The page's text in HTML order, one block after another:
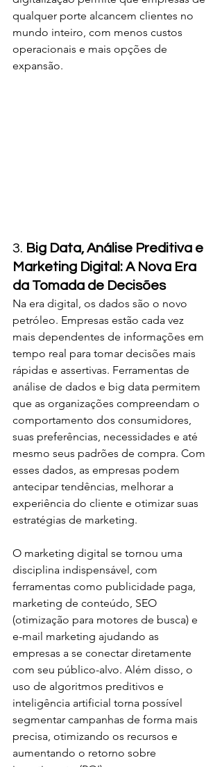
qualquer porte alcancem clientes no
mundo inteiro, com menos custos
operacionais e mais opções de
expansão.
3. Big Data, Análise Preditiva e
Marketing Digital: A Nova Era
da Tomada de Decisões
Na era digital, os dados são o novo
petróleo. Empresas estão cada vez
mais dependentes de informações em
tempo real para tomar decisões mais
rápidas e assertivas. Ferramentas de
análise de dados e big data permitem
que as organizações compreendam o
comportamento dos consumidores,
suas preferências, necessidades e até
mesmo seus padrões de compra. Com
esses dados, as empresas podem
antecipar tendências, melhorar a
experiência do cliente e otimizar suas
estratégias de marketing.
O marketing digital se tornou uma
disciplina indispensável, com
ferramentas como publicidade paga,
marketing de conteúdo, SEO
(otimização para motores de busca) e
e-mail marketing ajudando as
empresas a se conectar diretamente
com seu público-alvo. Além disso, o
uso de algoritmos preditivos e
inteligência artificial torna possível
segmentar campanhas de forma mais
precisa, otimizando os recursos e
aumentando o retorno sobre